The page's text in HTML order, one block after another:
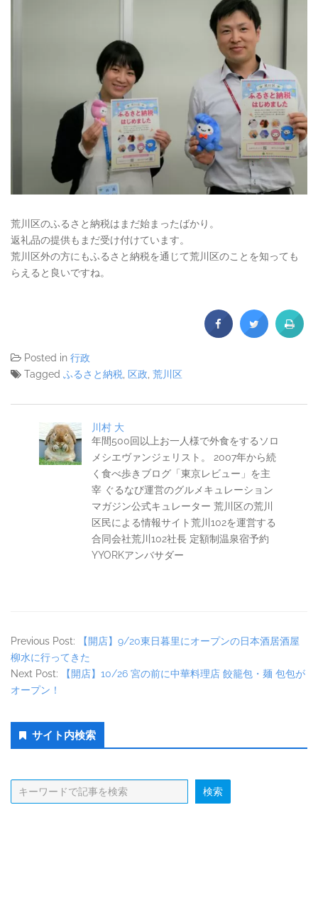
荒川区のふるさと納税はまだ始まったばかり。
返礼品の提供もまだ受け付けています。
荒川区外の方にもふるさと納税を通じて荒川区のことを知っても
らえると良いですね。
Posted in 行政
Tagged ふるさと納税 区政 荒川区
川村 大
年間500回以上お一人様で外食をするソロ
メシエヴァンジェリスト。 2007年から続
く食べ歩きブログ「東京レビュー」を主
宰 ぐるなび運営のグルメキュレーション
マガジン公式キュレーター 荒川区の荒川
区民による情報サイト荒川102を運営する
合同会社荒川102社長 定額制温泉宿予約
YYORKアンバサダー
Previous Post:
【開店】9/20東日暮里にオープンの日本酒居酒屋
柳水に行ってきた
Next Post:
【開店】10/26 宮の前に中華料理店 餃籠包・麺 包包が
オープン！
Secondary
Sidebar
サイト内検索